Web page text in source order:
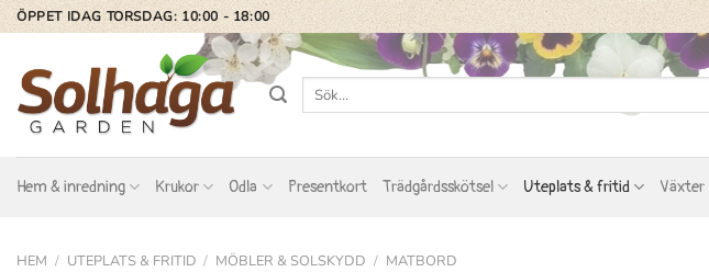
Skip
to
content
ÖPPET IDAG TORSDAG: 10:00 - 18:00
Sök
Hem & inredning Krukor Odla Presentkort Trädgårdsskötsel Uteplats & fritid Växter
HEM / UTEPLATS & FRITID / MÖBLER & SOLSKYDD / MATBORD